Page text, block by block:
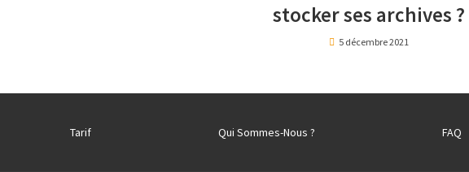
stocker ses archives ?
5 décembre 2021
Tarif Qui Sommes-Nous ? FAQ